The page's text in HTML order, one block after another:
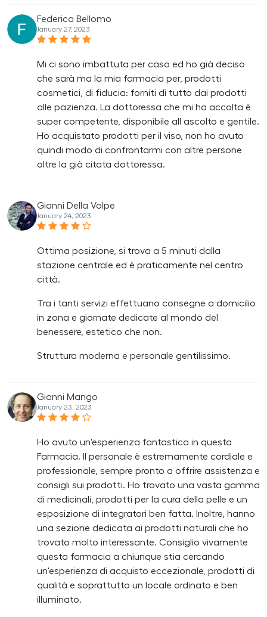
Federica Bellomo
January 27, 2023
Mi ci sono imbattuta per caso ed ho già deciso
che sarà ma la mia farmacia per, prodotti
cosmetici, di fiducia: forniti di tutto dai prodotti
alle pazienza. La dottoressa che mi ha accolta è
super competente, disponibile all ascolto e gentile.
Ho acquistato prodotti per il viso, non ho avuto
quindi modo di confrontarmi con altre persone
oltre la già citata dottoressa.
Gianni Della Volpe
January 24, 2023
Ottima posizione, si trova a 5 minuti dalla
stazione centrale ed è praticamente nel centro
città.
Tra i tanti servizi effettuano consegne a domicilio
in zona e giornate dedicate al mondo del
benessere, estetico che non.
Struttura moderna e personale gentilissimo.
Gianni Mango
January 23, 2023
Ho avuto un'esperienza fantastica in questa
Farmacia. Il personale è estremamente cordiale e
professionale, sempre pronto a offrire assistenza e
consigli sui prodotti. Ho trovato una vasta gamma
di medicinali, prodotti per la cura della pelle e un
esposizione di integratori ben fatta. Inoltre, hanno
una sezione dedicata ai prodotti naturali che ho
trovato molto interessante. Consiglio vivamente
questa farmacia a chiunque stia cercando
un'esperienza di acquisto eccezionale, prodotti di
qualità e soprattutto un locale ordinato e ben
illuminato.